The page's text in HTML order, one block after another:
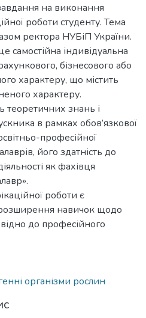
на виконання
роботи студенту. Тема
ректора НУБіП України.
самостійна індивідуальна
бізнесового або
характеру, що містить
характеру.
теоретичних знань і
в рамках обов’язкової
професійної
його здатність до
як фахівця
роботи є
навичок щодо
до професійного
організми рослин